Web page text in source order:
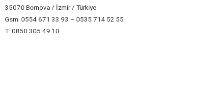
35070 Bornova / İzmir / Türkiye
Gsm: 0554 671 33 93 – 0535 714 52 55
T: 0850 305 49 10